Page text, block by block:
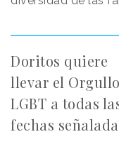
Doritos quiere
llevar el Orgullo
LGBT a todas
fechas